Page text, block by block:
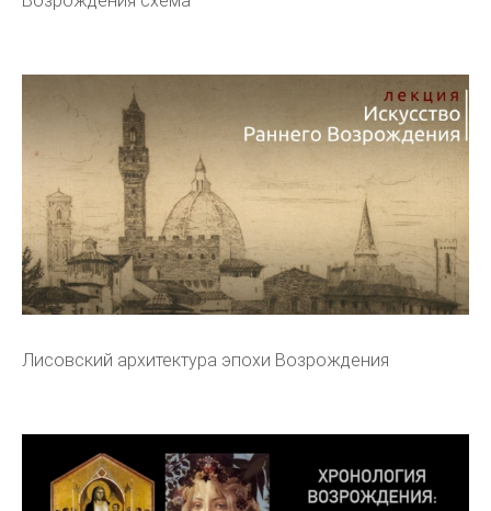
Лисовский архитектура эпохи Возрождения